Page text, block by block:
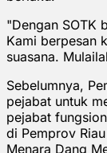
"Dengan SOTK
Kami berpesan
suasana.
Sebelumnya,
pejabat untuk
pejabat
di Pemprov
Menara Dang